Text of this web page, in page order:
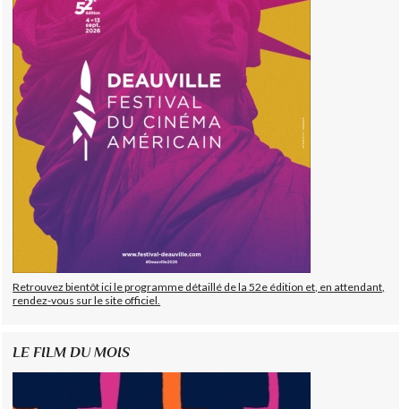
Retrouvez bientôt ici le programme détaillé de la 52e édition et, en attendant,
rendez-vous sur le site officiel.
LE FILM DU MOIS